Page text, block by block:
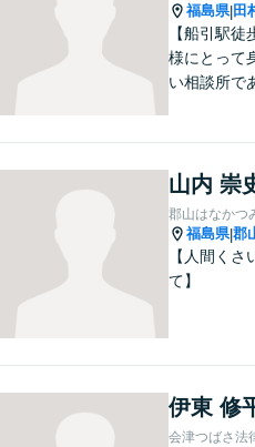
福島県|田
【船引駅
様にとって
い相談所で
ださい。
z/ （公式ホ
山内 崇
郡山はなかつ
福島県|郡
【人間く
て】
伊東 修
会津つばさ法